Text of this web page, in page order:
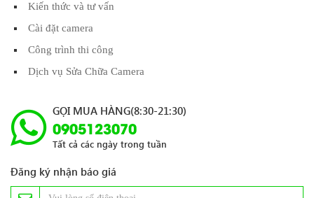
Kiến thức và tư vấn
Cài đặt camera
Công trình thi công
Dịch vụ Sửa Chữa Camera
GỌI MUA HÀNG(8:30-21:30)
0905123070
Tất cả các ngày trong tuần
Đăng ký nhận báo giá